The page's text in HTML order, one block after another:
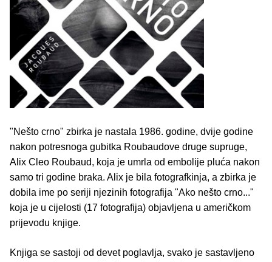
"Nešto crno" zbirka je nastala 1986. godine, dvije godine
nakon potresnoga gubitka Roubaudove druge supruge,
Alix Cleo Roubaud, koja je umrla od embolije pluća nakon
samo tri godine braka. Alix je bila fotografkinja, a zbirka je
dobila ime po seriji njezinih fotografija "Ako nešto crno..."
koja je u cijelosti (17 fotografija) objavljena u američkom
prijevodu knjige.
Knjiga se sastoji od devet poglavlja, svako je sastavljeno